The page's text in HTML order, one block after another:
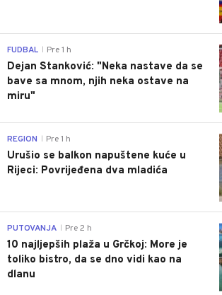
FUDBAL Pre 1 h
Dejan Stanković: "Neka nastave da se
bave sa mnom, njih neka ostave na
miru"
REGION Pre 1 h
Urušio se balkon napuštene kuće u
Rijeci: Povrijeđena dva mladića
PUTOVANJA Pre 2 h
10 najljepših plaža u Grčkoj: More je
toliko bistro, da se dno vidi kao na
dlanu